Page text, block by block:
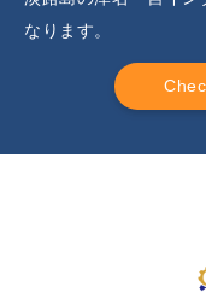
なります。